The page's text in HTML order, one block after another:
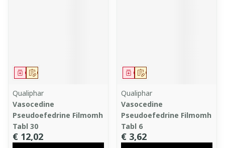
Op voorschrift
Geneesmiddel
Qualiphar
Vasocedine
Pseudoefedrine Filmomh
Tabl 30
€ 12,02
Op voorschrift
Geneesmiddel
Qualiphar
Vasocedine
Pseudoefedrine Filmomh
Tabl 6
€ 3,62